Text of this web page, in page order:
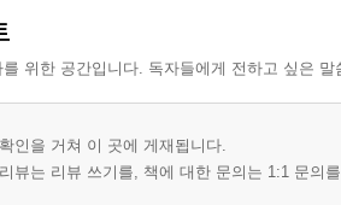
위한 공간입니다. 독자들에게 전하고 싶은 말
인을 거쳐 이 곳에 게재됩니다.
뷰는 리뷰 쓰기를, 책에 대한 문의는 1:1 문의